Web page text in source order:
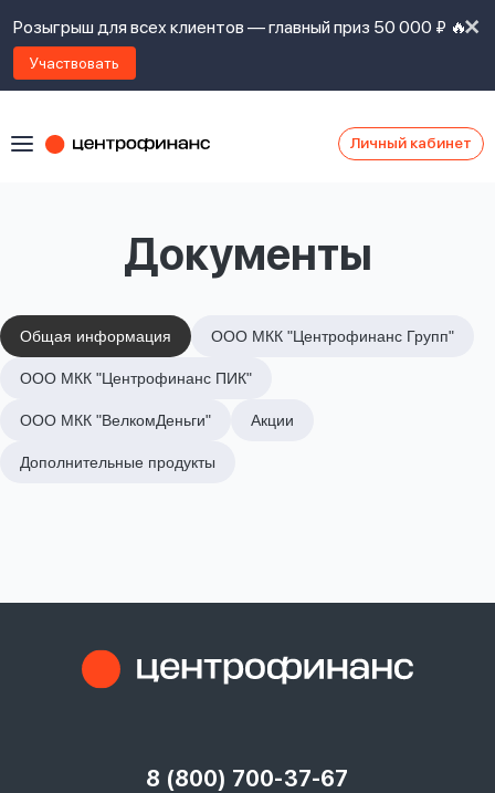
Розыгрыш для всех клиентов — главный приз 50 000 ₽ 🔥
Участвовать
Личный кабинет
Документы
Общая информация ООО МКК "Центрофинанс Групп"
ООО МКК "Центрофинанс ПИК"
ООО МКК "ВелкомДеньги" Акции
Дополнительные продукты
8 (800) 700-37-67
Войти под другим номером
ознакомлен
предоставления
займов,
политикой
сайта,
согласие
обработку